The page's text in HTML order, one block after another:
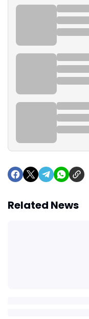
Related News